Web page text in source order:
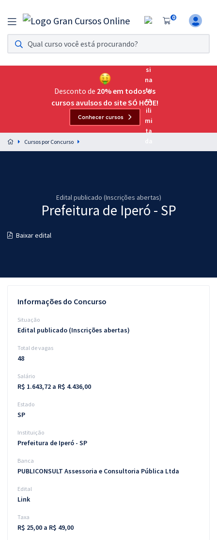
0
Assinatura Ilimitada 11
Acesso a todos os cursos. Teste grátis por 7 dias!
Assinatura OAB Até Passar
Acesso ilimitado a toda preparação para o Exame da
Preparação completa e intensiva para as principais
residências em saúde do Brasil
Cursos 20% OFF
Questões grátis
Blog
Aprovados
Atendimento
Desconto de 20% em todos os
cursos avulsos do site SÓ HOJE!
Conhecer cursos
Cursos por Concurso
Edital publicado (Inscrições abertas)
Prefeitura de Iperó - SP
Baixar edital
Informações do Concurso
Situação
Edital publicado (Inscrições abertas)
Total de vagas
48
Salário
R$ 1.643,72 a R$ 4.436,00
Estado
SP
Instituição
Prefeitura de Iperó - SP
Banca
PUBLICONSULT Assessoria e Consultoria Pública Ltda
Edital
Link
Taxa
R$ 25,00 a R$ 49,00